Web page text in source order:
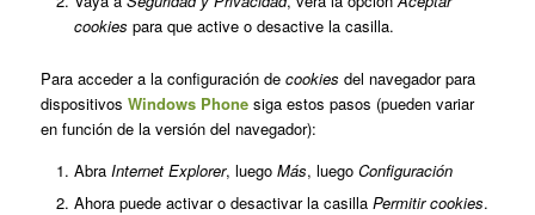
cookies para que active o desactive la casilla.
Para acceder a la configuración de cookies del navegador para
dispositivos Windows Phonesiga estos pasos (pueden variar
en función de la versión del navegador):
Abra Internet Explorer, luego Más, luego Configuración
Ahora puede activar o desactivar la casilla Permitir cookies.